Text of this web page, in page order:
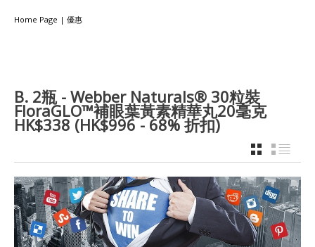
Home Page | 優惠
B. 2瓶 - Webber Naturals® 30粒裝
FloraGLO™補眼葉黃素精華丸20毫克
HK$338 (HK$996 - 68% 折扣)
GRID